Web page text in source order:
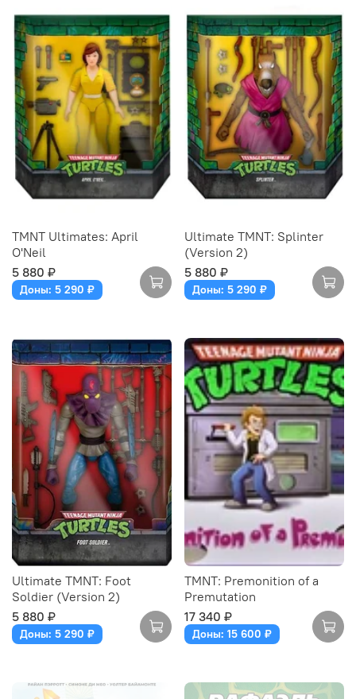
TMNT Ultimates: April
O'Neil
5 880 ₽
Доны: 5 290 ₽
Ultimate TMNT: Splinter
(Version 2)
5 880 ₽
Доны: 5 290 ₽
Ultimate TMNT: Foot
Soldier (Version 2)
5 880 ₽
Доны: 5 290 ₽
TMNT: Premonition of a
Premutation
17 340 ₽
Доны: 15 600 ₽